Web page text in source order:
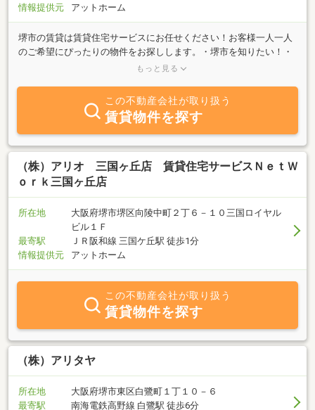
情報提供元
アットホーム
堺市の賃貸は賃貸住宅サービスにお任せください！お客様一人一人
のご希望にぴったりの物件をお探しします。・堺市を知りたい！・
最新の物件情報を知りたい！・他社掲載で気になる物件がある！・
す！是非お気軽にお問い合わせください。
もっと見る
この不動産会社が取り扱う
賃貸物件を探す
（株）アリオ 三国ヶ丘店 賃貸住宅サービスＮｅｔＷ
ｏｒｋ三国ヶ丘店
所在地
大阪府堺市堺区向陵中町２丁６－１０三国ロイヤル
ビル１Ｆ
最寄駅
ＪＲ阪和線 三国ケ丘駅 徒歩1分
情報提供元
アットホーム
この不動産会社が取り扱う
賃貸物件を探す
（株）アリタヤ
所在地
大阪府堺市東区白鷺町１丁１０－６
最寄駅
南海電鉄高野線 白鷺駅 徒歩6分